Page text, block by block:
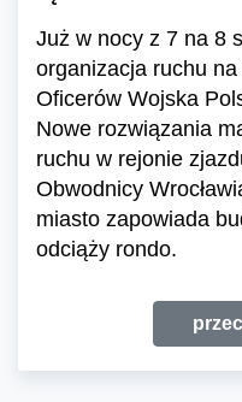
Już w nocy z 7 na 8
organizacja ruchu
Oficerów Wojska
Nowe rozwiązania
ruchu w rejonie
Obwodnicy
miasto zapowiada
odciąży rondo.